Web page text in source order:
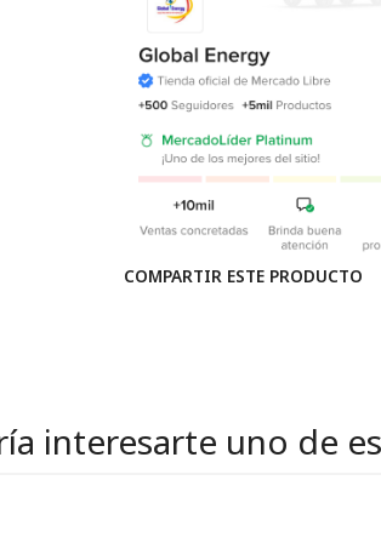
COMPARTIR ESTE PRODUCTO
interesarte uno de